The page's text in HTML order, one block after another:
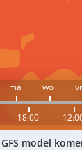
ma wo vr
18:00
model